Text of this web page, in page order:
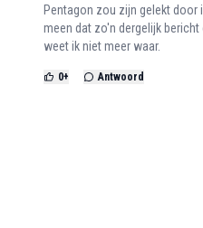
Pentagon zou zijn gelekt door
meen dat zo'n dergelijk
weet ik niet meer waar.
0+ Antwoord